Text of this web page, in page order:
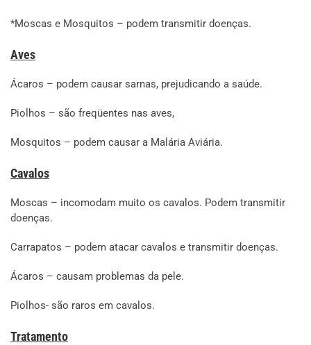
*Moscas e Mosquitos – podem transmitir doenças.
Aves
Ácaros – podem causar sarnas, prejudicando a saúde.
Piolhos – são freqüentes nas aves,
Mosquitos – podem causar a Malária Aviária.
Cavalos
Moscas – incomodam muito os cavalos. Podem transmitir
doenças.
Carrapatos – podem atacar cavalos e transmitir doenças.
Ácaros – causam problemas da pele.
Piolhos- são raros em cavalos.
Tratamento